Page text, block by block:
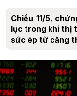
Chiều 11/5,
lục trong khi thị
sức ép từ căng